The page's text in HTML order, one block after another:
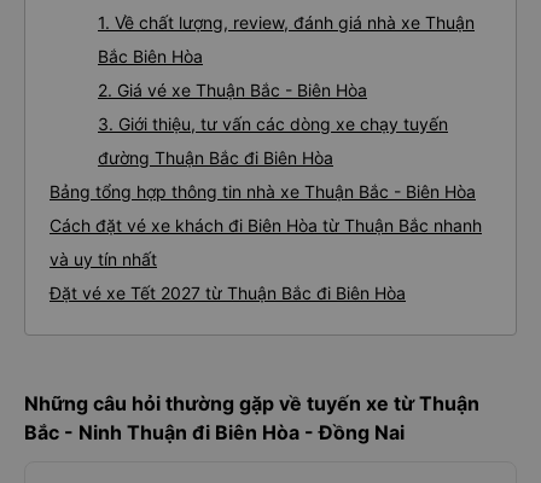
1. Về chất lượng, review, đánh giá nhà xe Thuận
Bắc Biên Hòa
2. Giá vé xe Thuận Bắc - Biên Hòa
3. Giới thiệu, tư vấn các dòng xe chạy tuyến
đường Thuận Bắc đi Biên Hòa
Bảng tổng hợp thông tin nhà xe Thuận Bắc - Biên Hòa
Cách đặt vé xe khách đi Biên Hòa từ Thuận Bắc nhanh
và uy tín nhất
Đặt vé xe Tết 2027 từ Thuận Bắc đi Biên Hòa
Những câu hỏi thường gặp về tuyến xe từ Thuận
Bắc - Ninh Thuận đi Biên Hòa - Đồng Nai